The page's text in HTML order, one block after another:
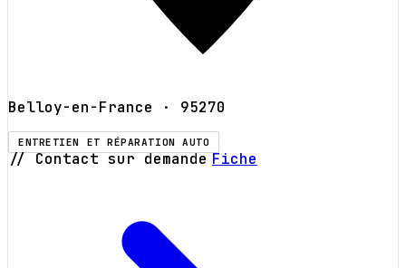
Belloy-en-France · 95270
ENTRETIEN ET RÉPARATION AUTO
// Contact sur demande Fiche